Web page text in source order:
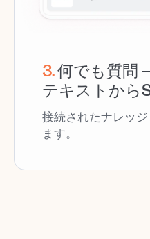
3.何でも質問
テキストから
接続されたナレッ
ます。